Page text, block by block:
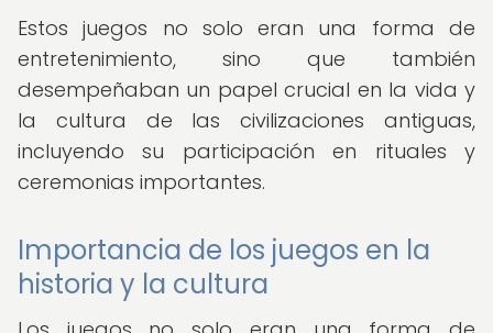
Estos juegos no solo eran una forma de
entretenimiento, sino que también
desempeñaban un papel crucial en la vida y
la cultura de las civilizaciones antiguas,
incluyendo su participación en rituales y
ceremonias importantes.
Importancia de los juegos en la
historia y la cultura